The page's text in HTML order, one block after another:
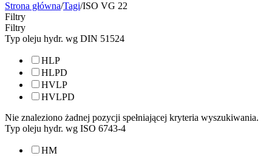
Strona główna/Tagi/ISO VG 22
Filtry
Filtry
Typ oleju hydr. wg DIN 51524
HLP
HLPD
HVLP
HVLPD
Nie znaleziono żadnej pozycji spełniającej kryteria wyszukiwania.
Typ oleju hydr. wg ISO 6743-4
HM